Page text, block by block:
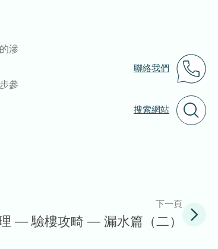
聯絡我們
搜索網站
滲
參
下一頁
— 驗樓攻畸 — 漏水篇（二）